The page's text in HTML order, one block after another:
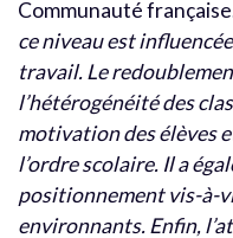
Communauté
ce niveau est
travail. Le
l’hétérogénéité des
motivation des élèves
l’ordre scolaire. Il a
positionnement vis-à-
environnants. Enfin,